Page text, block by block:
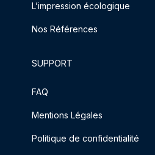
L’impression écologique
Nos Références
SUPPORT
FAQ
Mentions Légales
Politique de confidentialité